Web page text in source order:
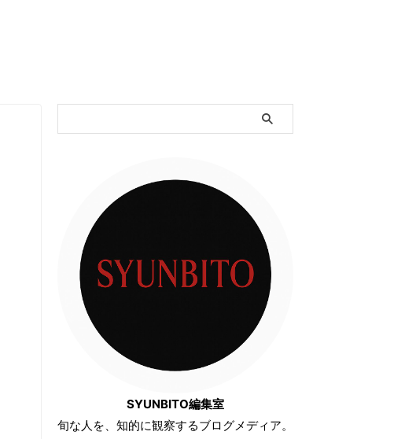
SYUNBITO編集室
旬な人を、知的に観察するブログメディア。